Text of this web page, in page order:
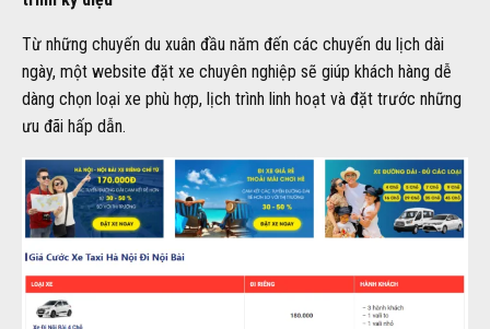
Từ những chuyến du xuân đầu năm đến các chuyến du lịch dài
ngày, một website đặt xe chuyên nghiệp sẽ giúp khách hàng dễ
dàng chọn loại xe phù hợp, lịch trình linh hoạt và đặt trước những
ưu đãi hấp dẫn.